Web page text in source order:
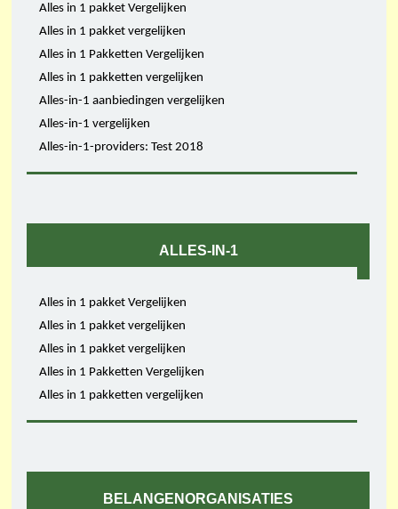
Alles in 1 pakket Vergelijken
Alles in 1 pakket vergelijken
Alles in 1 Pakketten Vergelijken
Alles in 1 pakketten vergelijken
Alles-in-1 aanbiedingen vergelijken
Alles-in-1 vergelijken
Alles-in-1-providers: Test 2018
ALLES-IN-1
Alles in 1 pakket Vergelijken
Alles in 1 pakket vergelijken
Alles in 1 pakket vergelijken
Alles in 1 Pakketten Vergelijken
Alles in 1 pakketten vergelijken
BELANGENORGANISATIES